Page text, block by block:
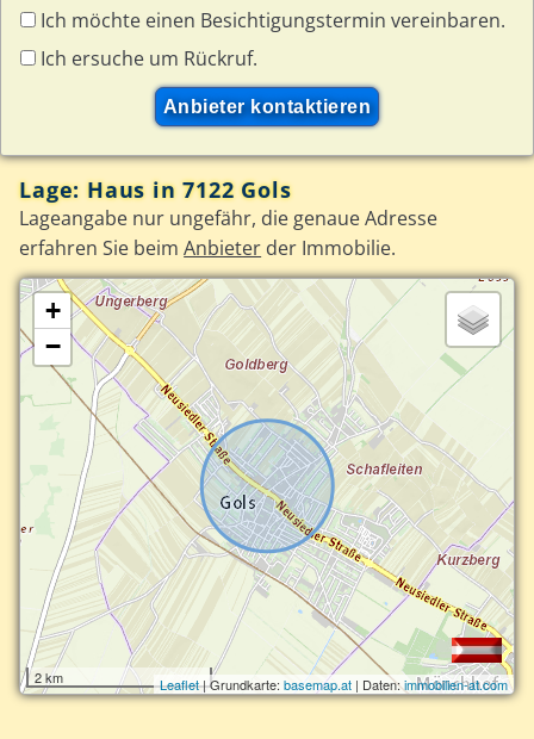
Ich möchte einen Besichtigungstermin vereinbaren.
Ich ersuche um Rückruf.
Lage: Haus in 7122 Gols
Lageangabe nur ungefähr, die genaue Adresse
erfahren Sie beimAnbieter der Immobilie.
+
−
2 km Leaflet| Grundkarte: basemap.at| Daten:immobilien-at.com